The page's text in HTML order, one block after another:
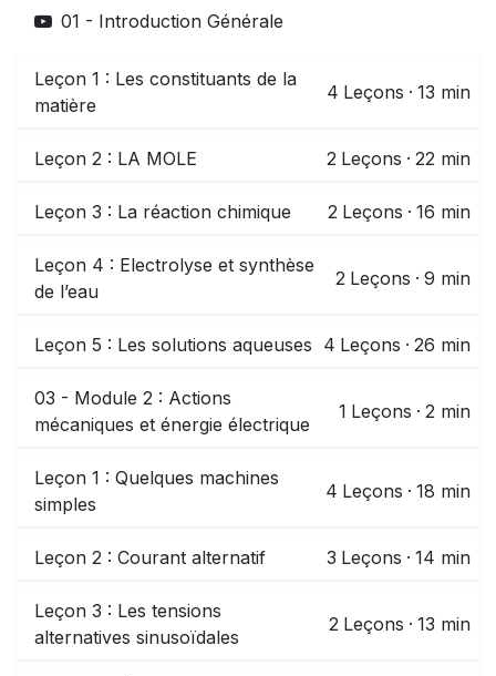
01 - Introduction Générale
Leçon 1 : Les constituants de la
matière
4 Leçons · 13 min
Leçon 2 : LA MOLE 2 Leçons · 22 min
Leçon 3 : La réaction chimique 2 Leçons · 16 min
Leçon 4 : Electrolyse et synthèse
de l’eau
2 Leçons · 9 min
Leçon 5 : Les solutions aqueuses 4 Leçons · 26 min
03 - Module 2 : Actions
mécaniques et énergie électrique
1 Leçons · 2 min
Leçon 1 : Quelques machines
simples
4 Leçons · 18 min
Leçon 2 : Courant alternatif 3 Leçons · 14 min
Leçon 3 : Les tensions
alternatives sinusoïdales
2 Leçons · 13 min